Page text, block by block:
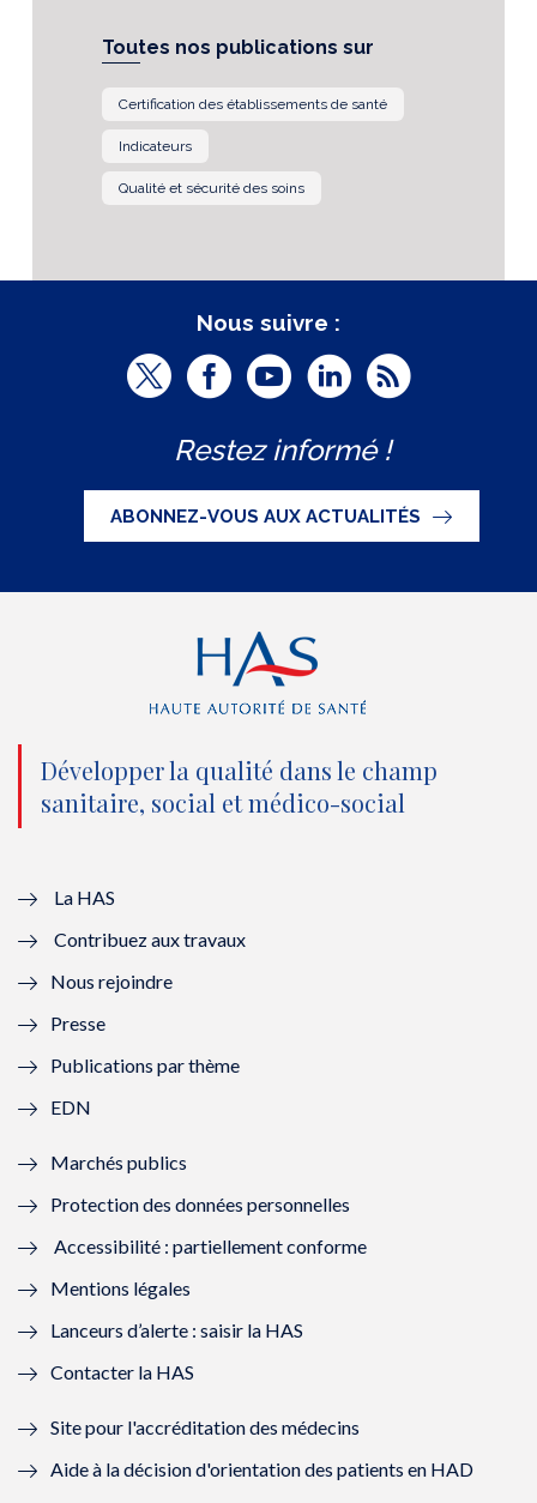
Toutes nos publications sur
Certification des établissements de santé
Indicateurs
Qualité et sécurité des soins
Nous suivre :
T
i
t
t
e
n
o
u
l
l
f
n
ê
t
r
e
)
F
c
e
b
o
o
k
(
n
o
e
e
n
ê
r
)
Y
u
t
u
b
e
(
n
o
u
ê
t
e
L
n
k
e
d
(
n
o
ê
)
R
Restez informé !
ABONNEZ-VOUS AUX ACTUALITÉS
Développer la qualité dans le champ
sanitaire, social et médico-social
La HAS
Contribuez aux travaux
Nous rejoindre
Presse
Publications par thème
EDN
Marchés publics
Protection des données personnelles
Accessibilité : partiellement conforme
Mentions légales
Lanceurs d’alerte : saisir la HAS
Contacter la HAS
Site pour l'accréditation des médecins
Aide à la décision d'orientation des patients en HAD